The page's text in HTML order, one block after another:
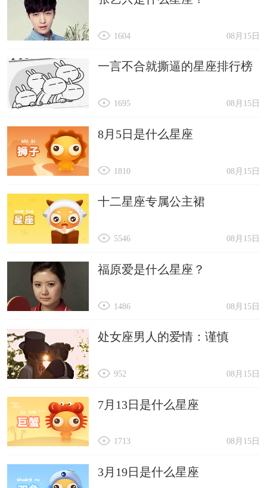
08月15日
1604
一言不合就撕逼的星座排行榜
08月15日
1695
8月5日是什么星座
08月15日
1810
十二星座专属公主裙
08月15日
5546
福原爱是什么星座？
08月15日
1486
处女座男人的爱情：谨慎
08月15日
952
7月13日是什么星座
08月15日
1713
3月19日是什么星座